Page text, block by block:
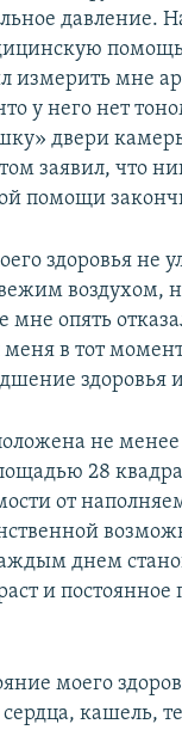
давление.
измерить мне
у него нет
двери
заявил, что
помощи
здоровья не
воздухом,
мне опять
меня в тот
здоровья
не
28
от
днем
и постоянное
моего
сердца, кашель,